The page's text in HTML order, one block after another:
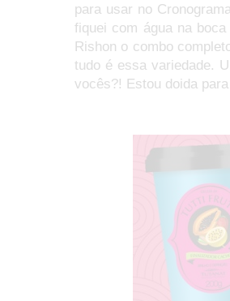
para usar no
fiquei com água na
Rishon o combo
tudo é essa variedade.
vocês?! Estou doida